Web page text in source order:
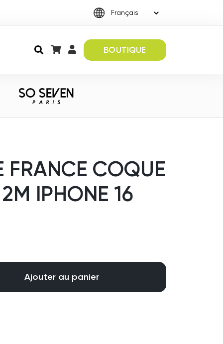
BOUTIQUE
FRANCE COQUE
IPHONE 16
Ajouter au panier